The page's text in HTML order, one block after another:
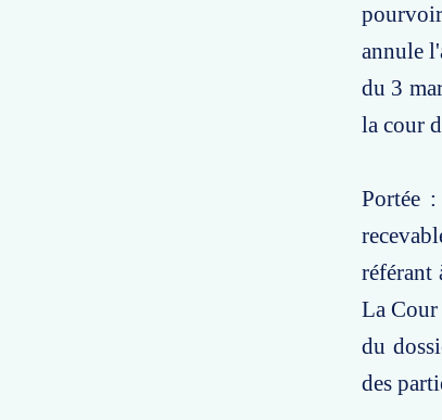
annule
du 3
la cour
Portée
référant
La Cour
du
des